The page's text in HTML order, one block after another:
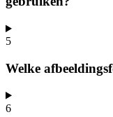
5
Welke
6